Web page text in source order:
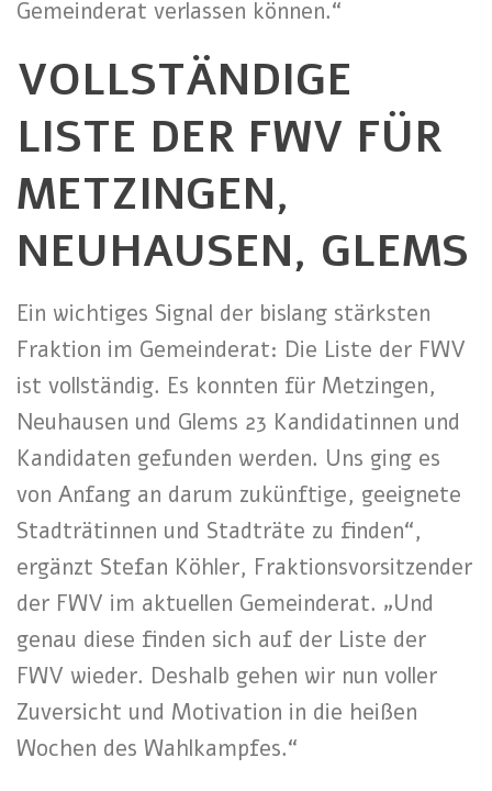
Gemeinderat verlassen können.“
VOLLSTÄNDIGE
LISTE DER FWV FÜR
METZINGEN,
NEUHAUSEN, GLEMS
Ein wichtiges Signal der bislang stärksten
Fraktion im Gemeinderat: Die Liste der FWV
ist vollständig. Es konnten für Metzingen,
Neuhausen und Glems 23 Kandidatinnen und
Kandidaten gefunden werden. Uns ging es
von Anfang an darum zukünftige, geeignete
Stadträtinnen und Stadträte zu finden“,
ergänzt Stefan Köhler, Fraktionsvorsitzender
der FWV im aktuellen Gemeinderat. „Und
genau diese finden sich auf der Liste der
FWV wieder. Deshalb gehen wir nun voller
Zuversicht und Motivation in die heißen
Wochen des Wahlkampfes.“